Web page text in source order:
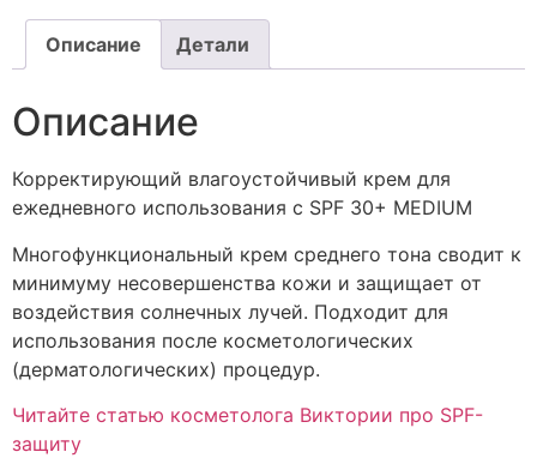
Описание Детали
Описание
Корректирующий влагоустойчивый крем для
ежедневного использования с SPF 30+ MEDIUM
Многофункциональный крем среднего тона сводит к
минимуму несовершенства кожи и защищает от
воздействия солнечных лучей. Подходит для
использования после косметологических
(дерматологических) процедур.
Читайте статью косметолога Виктории про SPF-
защиту